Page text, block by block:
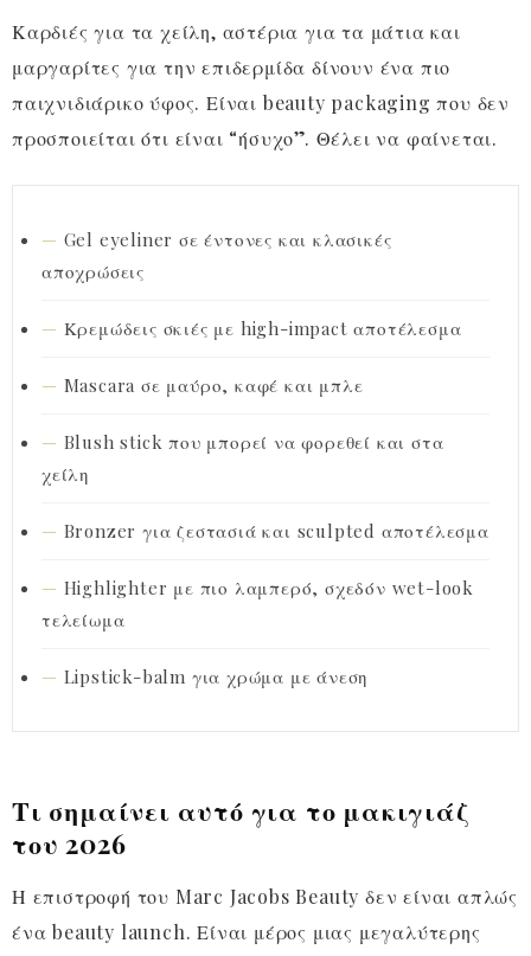
Καρδιές για τα χείλη, αστέρια για τα μάτια και
μαργαρίτες για την επιδερμίδα δίνουν ένα πιο
παιχνιδιάρικο ύφος. Είναι beauty packaging που δεν
προσποιείται ότι είναι “ήσυχο”. Θέλει να φαίνεται.
Gel eyeliner σε έντονες και κλασικές
αποχρώσεις
Κρεμώδεις σκιές με high-impact αποτέλεσμα
Mascara σε μαύρο, καφέ και μπλε
Blush stick που μπορεί να φορεθεί και στα
χείλη
Bronzer για ζεστασιά και sculpted αποτέλεσμα
Highlighter με πιο λαμπερό, σχεδόν wet-look
τελείωμα
Lipstick-balm για χρώμα με άνεση
Τι σημαίνει αυτό για το μακιγιάζ
του 2026
Η επιστροφή του Marc Jacobs Beauty δεν είναι απλώς
ένα beauty launch. Είναι μέρος μιας μεγαλύτερης